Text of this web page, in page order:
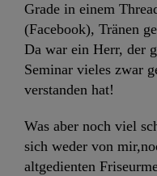
Grade in einem
(Facebook), Tränen
Da war ein Herr, der
Seminar vieles zwar
verstanden hat!
Was aber noch viel
sich weder von
altgedienten